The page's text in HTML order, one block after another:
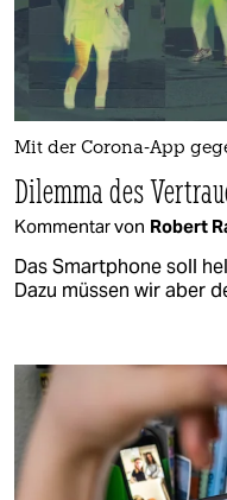
Mit der Corona-App
Dilemma des
Kommentar von Robert
Das Smartphone soll
Dazu müssen wir aber